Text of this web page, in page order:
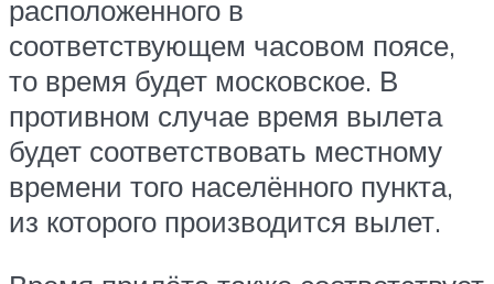
расположенного в
соответствующем часовом поясе,
то время будет московское. В
противном случае время вылета
будет соответствовать местному
времени того населённого пункта,
из которого производится вылет.